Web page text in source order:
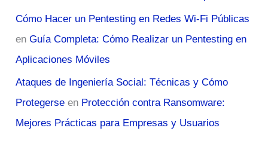
Cómo Hacer un Pentesting en Redes Wi-Fi Públicas
enGuía Completa: Cómo Realizar un Pentesting en
Aplicaciones Móviles
Ataques de Ingeniería Social: Técnicas y Cómo
Protegerse en Protección contra Ransomware:
Mejores Prácticas para Empresas y Usuarios